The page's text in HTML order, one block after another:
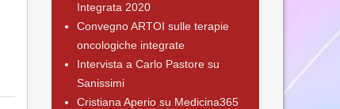
Integrata 2020
Convegno ARTOI sulle terapie
oncologiche integrate
Intervista a Carlo Pastore su
Sanissimi
Cristiana Aperio su Medicina365